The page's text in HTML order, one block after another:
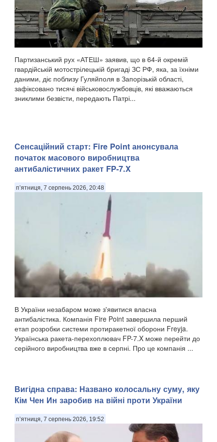
Партизанський рух «АТЕШ» заявив, що в 64-й окремій
гвардійській мотострілецькій бригаді ЗС РФ, яка, за їхніми
даними, діє поблизу Гуляйполя в Запорізькій області,
зафіксовано тисячі військовослужбовців, які вважаються
зниклими безвісти, передають Патрі...
Сенсаційний старт: Fire Point анонсувала
початок масового виробництва
антибалістичних ракет FP-7.X
п’ятниця, 7 серпень 2026, 20:48
В України незабаром може з'явитися власна
антибалістика. Компанія Fire Point завершила перший
етап розробки системи протиракетної оборони Freyja.
Українська ракета-перехоплювач FP-7.X може перейти до
серійного виробництва вже в серпні. Про це компанія ...
Вигідна справа: Названо колосальну суму, яку
Кім Чен Ин заробив на війні проти України
п’ятниця, 7 серпень 2026, 19:52